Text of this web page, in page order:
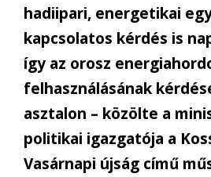
hadiipari, energetikai
kapcsolatos kérdés is
így az orosz
felhasználásának
asztalon – közölte a
politikai igazgatója a
Vasárnapi újság című